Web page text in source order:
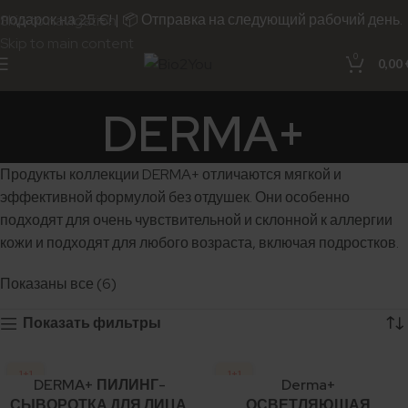
Skip to navigationна 25 €! | 📦 Отправка на следующий рабочий день.
0 0,00
DERMA+
Продукты коллекции DERMA+ отличаются мягкой и
эффективной формулой без отдушек. Они особенно
подходят для очень чувствительной и склонной к аллергии
кожи и подходят для любого возраста, включая подростков.
Показаны все (6)
Показать фильтры
1+1
DERMA+ ПИЛИНГ-
1+1
Derma+